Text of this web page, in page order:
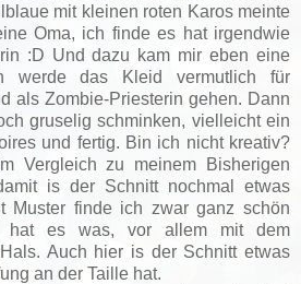
mit kleinen roten Karos meinte
Oma, ich finde es hat irgendwie
:D Und dazu kam mir eben eine
werde das Kleid vermutlich für
als Zombie-Priesterin gehen. Dann
gruselig schminken, vielleicht ein
und fertig. Bin ich nicht kreativ?
Vergleich zu meinem Bisherigen
is der Schnitt nochmal etwas
Muster finde ich zwar ganz schön
hat es was, vor allem mit dem
Auch hier is der Schnitt etwas
an der Taille hat.